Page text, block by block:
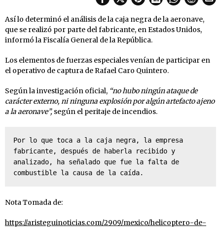
Así lo determinó el análisis de la caja negra de la aeronave,
que se realizó por parte del fabricante, en Estados Unidos,
informó la Fiscalía General de la República.
Los elementos de fuerzas especiales venían de participar en
el operativo de captura de Rafael Caro Quintero.
Según la investigación oficial, “no hubo ningún ataque de
carácter externo, ni ninguna explosión por algún artefacto ajeno
a la aeronave”, según el peritaje de incendios.
Por lo que toca a la caja negra, la empresa
fabricante, después de haberla recibido y
analizado, ha señalado que fue la falta de
combustible la causa de la caída.
Nota Tomada de:
https://aristeguinoticias.com/2909/mexico/helicoptero-de-